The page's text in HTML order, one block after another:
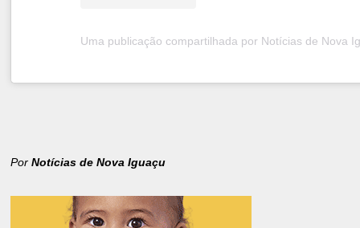
PorNotícias de Nova Iguaçu